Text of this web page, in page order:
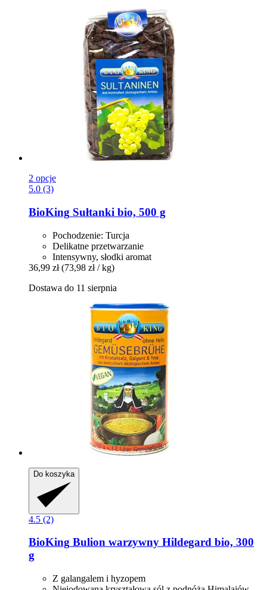
2 opcje
5.0 (3)
BioKing Sułtanki bio, 500 g
Pochodzenie: Turcja
Delikatne przetwarzanie
Intensywny, słodki aromat
36,99 zł (73,98 zł / kg)
Dostawa do 11 sierpnia
Do koszyka
4.5 (2)
BioKing Bulion warzywny Hildegard bio, 300
g
Z galangalem i hyzopem